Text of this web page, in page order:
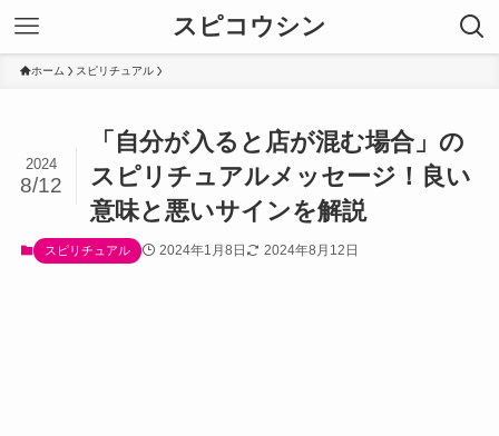
スピコウシン
ホーム スピリチュアル
「自分が入ると店が混む場合」の
スピリチュアルメッセージ！良い
意味と悪いサインを解説
2024
8/12
スピリチュアル 2024年1月8日 2024年8月12日